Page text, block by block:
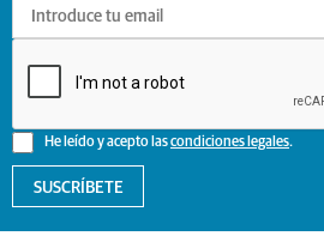
He leído y acepto lascondiciones legales.
SUSCRÍBETE